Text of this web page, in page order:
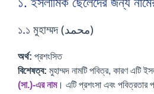
১.১ মুহাম্মদ (محمد)
অর্থ: প্রশংসিত
বিশেষত্ব: মুহাম্মদ নামটি পবিত্র, কারণ এটি
(সা.)-এর নাম। এটি প্রশংসা এবং পবিত্রতার